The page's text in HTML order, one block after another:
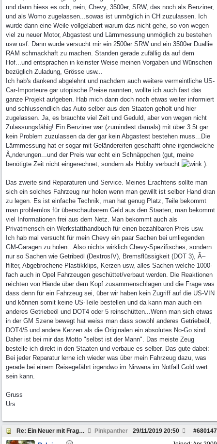
und dann hiess es och, nein, Chevy, 3500er, SRW, das noch als Benziner,
und als Womo zugelassen...sowas ist unmöglich in CH zuzulassen. Ich
wurde dann eine Weile vollgelabert warum das nicht gehe, so von wegen
viel zu neuer Motor, Abgastest und Lärmmessung unmöglich zu bestehen
usw usf. Dann wurde versucht mir ein 2500er SRW und ein 3500er Duallie
RAM schmackhaft zu machen. Standen gerade zufällig da auf dem
Hof...und entsprachen in keinster Weise meinen Vorgaben und Wünschen
bezüglich Zuladung, Grösse usw...
Ich hab's dankend abgelehnt und nachdem auch weitere vermeintliche US-
Car-Importeure gar utopische Preise nannten, wollte ich auch fast das
ganze Projekt aufgeben. Hab mich dann doch noch etwas weiter informiert
und schlussendlich das Auto selber aus den Staaten geholt und hier
zugelassen. Ja, es brauchte viel Zeit und Geduld, aber von wegen nicht
Zulassungsfähig! Ein Benziner war (zumindest damals) mit über 3.5t gar
kein Problem zuzulassen da der gar kein Abgastest bestehen muss...Die
Lärmmessung hat er sogar mit Geländereifen geschafft ohne irgendwelche
Ã„nderungen...und der Preis war echt ein Schnäppchen (gut, meine
benötigte Zeit nicht eingerechnet, sondern als Hobby verbucht
).
Das zweite sind Reparaturen und Service. Meines Erachtens sollte man
sich ein solches Fahrzeug nur holen wenn man gewillt ist selber Hand dran
zu legen. Es ist einfache Technik, man hat genug Platz, Teile bekommt
man problemlos für überschaubarem Geld aus den Staaten, man bekommt
viel Informationen frei aus dem Netz. Man bekommt auch als
Privatmensch ein Werkstatthandbuch für einen bezahlbaren Preis usw.
Ich hab mal versucht für mein Chevy ein paar Sachen bei umliegenden
GM-Garagen zu holen...Also nichts wirklich Chevy-Spezifisches, sondern
nur so Sachen wie Getribeöl (DextrosIV), Bremsflüssigkeit (DOT 3), Ã–
lfilter, Abgebrochene Plastikklips, Kerzen usw, alles Sachen welche 1000-
fach auch in Opel Fahrzeugen geschüttet/verbaut werden. Die Reaktionen
reichten von Hände über dem Kopf zusammenschlagen und die Frage was
dass denn für ein Fahrzeug sei, über wir haben kein Zugriff auf die US-VIN
und können somit keine US-Teile bestellen und da kann man auch ein
anderes Getriebeöl und DOT4 oder 5 reinschütten...Wenn man sich etwas
in der GM Szene bewegt hat weiss man dass sowohl anderes Getriebeöl,
DOT4/5 und andere Kerzen als die Originalen ein absolutes No-Go sind.
Daher ist bei mir das Motto "selbst ist der Mann". Das meiste Zeug
bestelle ich direkt in den Staaten und verbaue es selber. Das gute dabei:
Bei jeder Reparatur lerne ich wieder was über mein Fahrzeug dazu, was
gerade bei einem Reisegefährt irgendwo im Nirwana im Notfall Gold wert
sein kann.
Gruss
Urs
Re: Ein Neuer mit Fragen zum Dodge Ram Pinkpanther #680147
29/11/2019 20:50